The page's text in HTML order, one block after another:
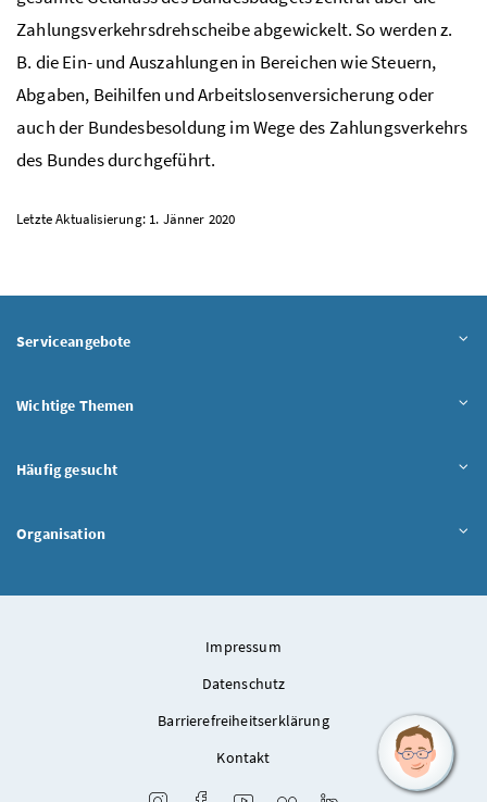
Zahlungsverkehrsdrehscheibe abgewickelt. So werden z.
B. die Ein- und Auszahlungen in Bereichen wie Steuern,
Abgaben, Beihilfen und Arbeitslosenversicherung oder
auch der Bundesbesoldung im Wege des Zahlungsverkehrs
des Bundes durchgeführt.
Letzte Aktualisierung: 1. Jänner 2020
Serviceangebote
Wichtige Themen
Häufig gesucht
Organisation
Impressum
Datenschutz
Barrierefreiheitserklärung
Kontakt